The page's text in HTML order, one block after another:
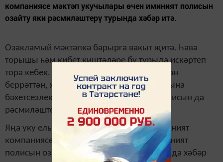
компаниясе мәктәп укучылары өчен иминият полисын
озайту яки рәсмиләштерү турында хәбәр итә.
Озакламый мәктәпкә барырга вакыт җитә. Һава
торышы һәм кибет киштәләре бу турыда искәртеп
тора кебек. Дәфтәрләр һәм китаплар белән
беррәттән, җаваплы әти-әниләр балаларына
бәхетсезлек очракларыннан иминият полисын да
рәсмиләштерә.
Яңа уку елы башлану белән, Ак Барс Иминият
компаниясе мәктәп укучылары өчен иминият
полисын озайту яки рәсмиләштерү турында хәбәр